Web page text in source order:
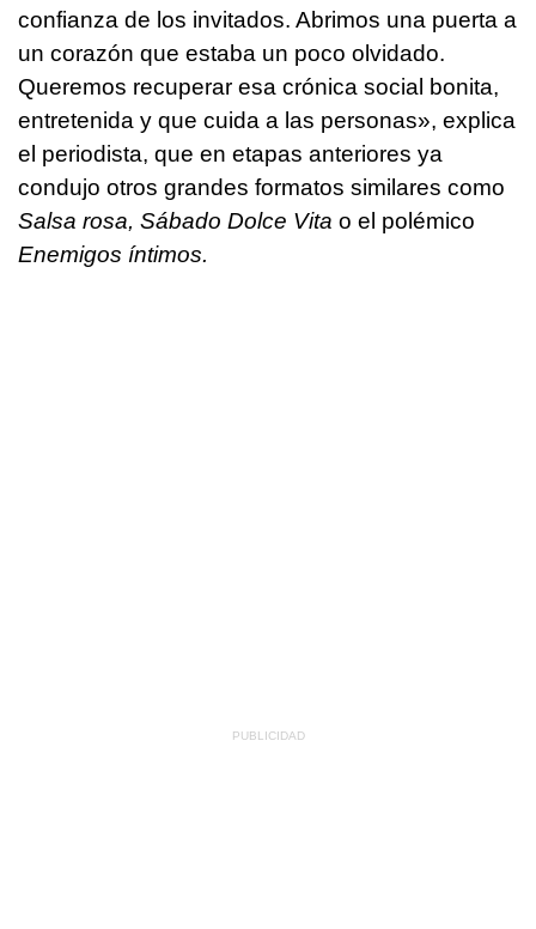
confianza de los invitados. Abrimos una puerta a
un corazón que estaba un poco olvidado.
Queremos recuperar esa crónica social bonita,
entretenida y que cuida a las personas», explica
el periodista, que en etapas anteriores ya
condujo otros grandes formatos similares como
Salsa rosa, Sábado Dolce Vita o el polémico
Enemigos íntimos.